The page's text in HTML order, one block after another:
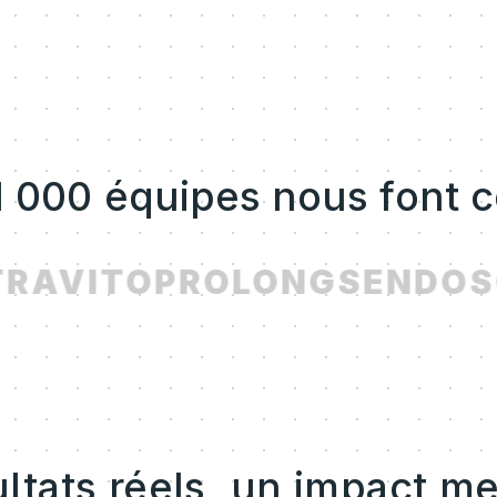
000 équipes nous font
PROLONG
réels, un impact